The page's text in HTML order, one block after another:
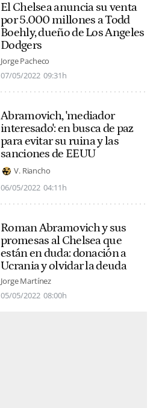
El Chelsea anuncia su venta
por 5.000 millones a Todd
Boehly, dueño de Los Angeles
Dodgers
Jorge Pacheco
07/05/2022 09:31h
Abramovich, 'mediador
interesado': en busca de paz
para evitar su ruina y las
sanciones de EEUU
V. Riancho
06/05/2022 04:11h
Roman Abramovich y sus
promesas al Chelsea que
están en duda: donación a
Ucrania y olvidar la deuda
Jorge Martínez
05/05/2022 08:00h